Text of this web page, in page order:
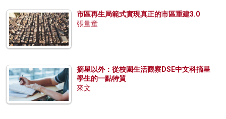
市區再生局範式實現真正的市區重建3.0
張量童
摘星以外：從校園生活觀察DSE中文科摘星
學生的一點特質
來文